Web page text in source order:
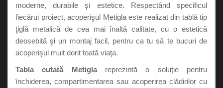
moderne, durabile şi estetice. Respectând specificul
fiecărui proiect, acoperişul Metigla este realizat din tablă tip
ţiglă metalică de cea mai înaltă calitate, cu o estetică
deosebită şi un montaj facil, pentru ca tu să te bucuri de
acoperişul mult dorit toată viaţa.
Tabla cutată Metiglareprezintă o soluţie pentru
închiderea, compartimentarea sau acoperirea clădirilor cu